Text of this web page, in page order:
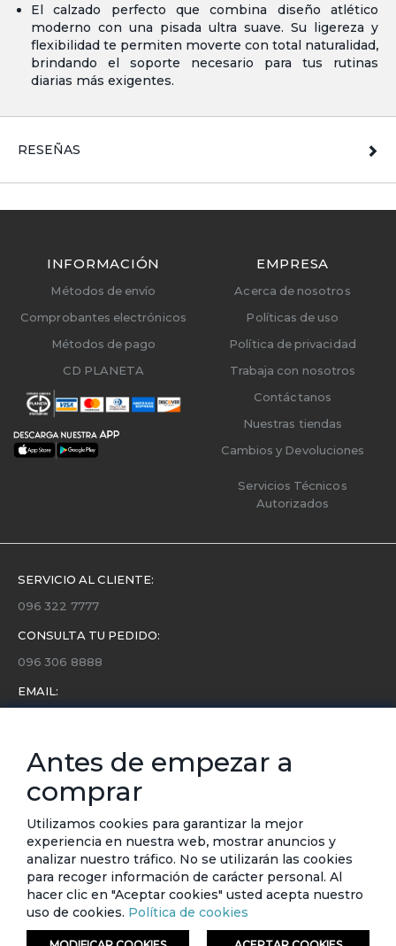
El calzado perfecto que combina diseño atlético
moderno con una pisada ultra suave. Su ligereza y
flexibilidad te permiten moverte con total naturalidad,
brindando el soporte necesario para tus rutinas
diarias más exigentes.
RESEÑAS
INFORMACIÓN
Métodos de envío
Comprobantes electrónicos
Métodos de pago
CD PLANETA
EMPRESA
Acerca de nosotros
Políticas de uso
Política de privacidad
Trabaja con nosotros
Contáctanos
Nuestras tiendas
Cambios y Devoluciones
Servicios Técnicos
Autorizados
SERVICIO AL CLIENTE:
096 322 7777
CONSULTA TU PEDIDO:
096 306 8888
EMAIL:
Conoce toda la información sobre últimas colecciones,
eventos y ofertas.
Subscríbete a nuestro newsletter
SUSCRIBIRSE
Antes de empezar a
comprar
Utilizamos cookies para garantizar la mejor
experiencia en nuestra web, mostrar anuncios y
analizar nuestro tráfico. No se utilizarán las cookies
para recoger información de carácter personal. Al
hacer clic en "Aceptar cookies" usted acepta nuestro
uso de cookies. Política de cookies